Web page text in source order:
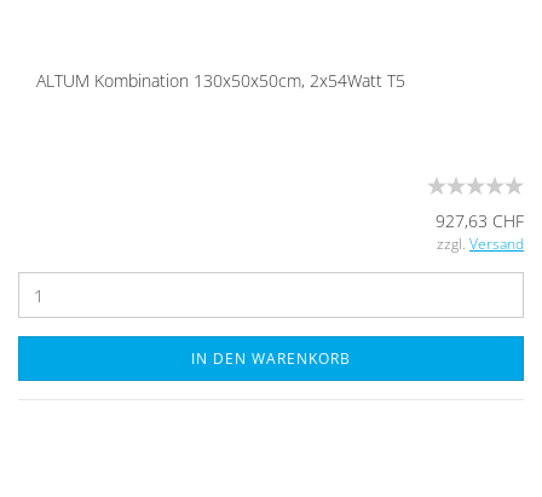
ALTUM Kom­bi­na­ti­on 130x50x50cm, 2x54Watt T5
927,63 CHF
zzgl. Versand
IN DEN WARENKORB